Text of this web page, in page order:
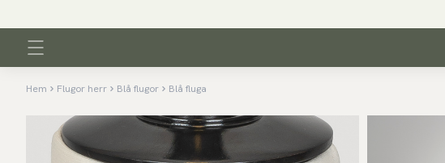
Hem Flugor herr Blå flugor Blå fluga